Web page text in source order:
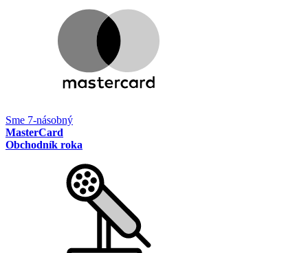
Sme 7-násobný
MasterCard
Obchodník roka